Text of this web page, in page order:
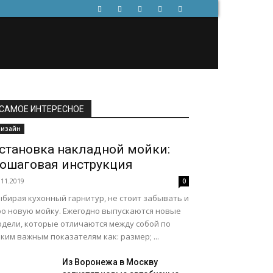
ИНТЕРЕСНОЕ
накладной мойки:
инструкция
0
кухонный гарнитур, не стоит забывать и
новую мойку. Ежегодно выпускаются новые
которые отличаются между собой по
важным показателям как: размер; ...
Из Воронежа в Москву